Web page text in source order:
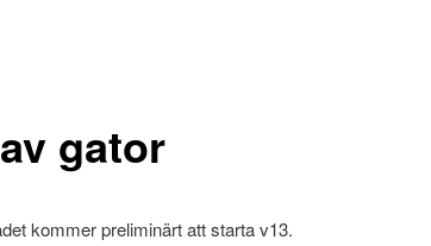
gator
kommer preliminärt att starta v13.